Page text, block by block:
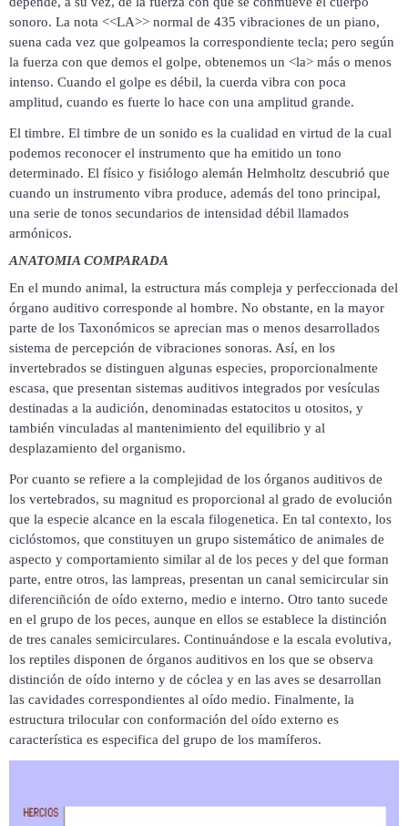
sonoro. La nota <<LA>> normal de 435 vibraciones de un piano,
suena cada vez que golpeamos la correspondiente tecla; pero según
la fuerza con que demos el golpe, obtenemos un <la> más o menos
intenso. Cuando el golpe es débil, la cuerda vibra con poca
amplitud, cuando es fuerte lo hace con una amplitud grande.
El timbre. El timbre de un sonido es la cualidad en virtud de la cual
podemos reconocer el instrumento que ha emitido un tono
determinado. El físico y fisiólogo alemán Helmholtz descubrió que
cuando un instrumento vibra produce, además del tono principal,
una serie de tonos secundarios de intensidad débil llamados
armónicos.
ANATOMIA COMPARADA
En el mundo animal, la estructura más compleja y perfeccionada del
órgano auditivo corresponde al hombre. No obstante, en la mayor
parte de los Taxonómicos se aprecian mas o menos desarrollados
sistema de percepción de vibraciones sonoras. Así, en los
invertebrados se distinguen algunas especies, proporcionalmente
escasa, que presentan sistemas auditivos integrados por vesículas
destinadas a la audición, denominadas estatocitos u otositos, y
también vinculadas al mantenimiento del equilibrio y al
desplazamiento del organismo.
Por cuanto se refiere a la complejidad de los órganos auditivos de
los vertebrados, su magnitud es proporcional al grado de evolución
que la especie alcance en la escala filogenetica. En tal contexto, los
ciclóstomos, que constituyen un grupo sistemático de animales de
aspecto y comportamiento similar al de los peces y del que forman
parte, entre otros, las lampreas, presentan un canal semicircular sin
diferenciñción de oído externo, medio e interno. Otro tanto sucede
en el grupo de los peces, aunque en ellos se establece la distinción
de tres canales semicirculares. Continuándose e la escala evolutiva,
los reptiles disponen de órganos auditivos en los que se observa
distinción de oído interno y de cóclea y en las aves se desarrollan
las cavidades correspondientes al oído medio. Finalmente, la
estructura trilocular con conformación del oído externo es
característica es especifica del grupo de los mamíferos.